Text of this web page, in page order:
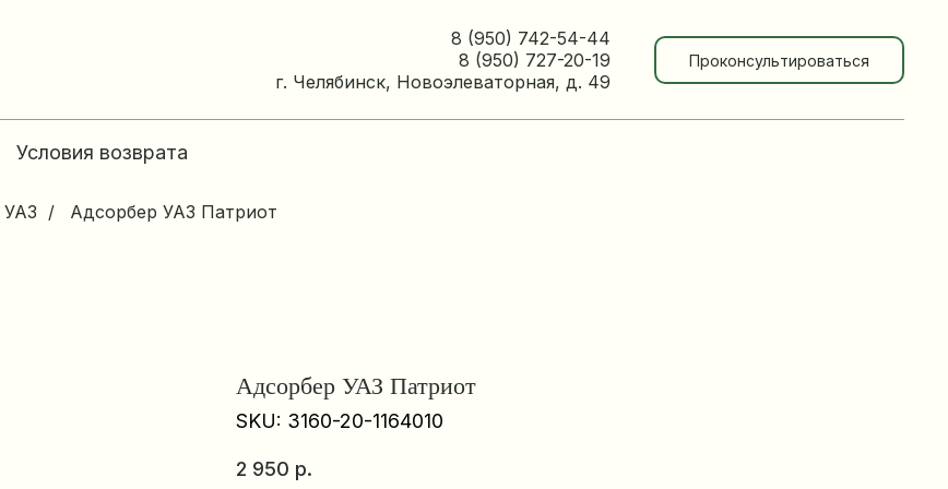
8 (950) 742-54-44
8 (950) 727-20-19
г. Челябинск, Новоэлеваторная, д. 49
Проконсультироваться
Условия возврата
УАЗ / Адсорбер УАЗ Патриот
Адсорбер УАЗ Патриот
SKU: 3160-20-1164010
2 950 р.